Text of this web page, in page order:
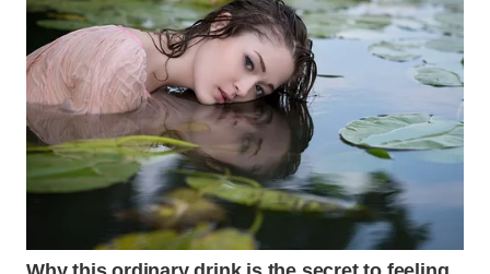
WN
BINJAI
WN
CIREBON